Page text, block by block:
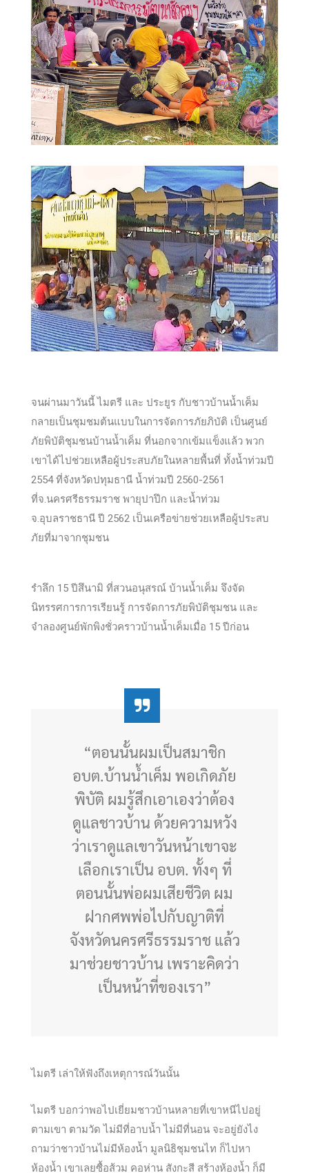
จนผ่านมาวันนี้ ไมตรี และ ประยูร กับชาวบ้านน้ำเค็ม
กลายเป็นชุมชมต้นแบบในการจัดการภัยภิบัติ เป็นศูนย์
ภัยพิบัติชุมชนบ้านน้ำเค็ม ที่นอกจากเข้มแข็งแล้ว พวก
เขาได้ไปช่วยเหลือผู้ประสบภัยในหลายพื้นที่ ทั้งน้ำท่วมปี
2554 ที่จังหวัดปทุมธานี น้ำท่วมปี 2560-2561
ที่จ.นครศรีธรรมราช พายุปาปึก และน้ำท่วม
จ.อุบลราชธานี ปี 2562 เป็นเครือข่ายช่วยเหลือผู้ประสบ
ภัยที่มาจากชุมชน
รำลึก 15 ปีสึนามิ ที่สวนอนุสรณ์ บ้านน้ำเค็ม จึงจัด
นิทรรศการการเรียนรู้ การจัดการภัยพิบัติชุมชน และ
จำลองศูนย์พักพิงชั่วคราวบ้านน้ำเค็มเมื่อ 15 ปีก่อน
“ตอนนั้นผมเป็นสมาชิก
อบต.บ้านน้ำเค็ม พอเกิดภัย
พิบัติ ผมรู้สึกเอาเองว่าต้อง
ดูแลชาวบ้าน ด้วยความหวัง
ว่าเราดูแลเขาวันหน้าเขาจะ
เลือกเราเป็น อบต. ทั้งๆ ที่
ตอนนั้นพ่อผมเสียชีวิต ผม
ฝากศพพ่อไปกับญาติที่
จังหวัดนครศรีธรรมราช แล้ว
มาช่วยชาวบ้าน เพราะคิดว่า
เป็นหน้าที่ของเรา”
ไมตรี เล่าให้ฟังถึงเหตุการณ์วันนั้น
ไมตรี บอกว่าพอไปเยี่ยมชาวบ้านหลายที่เขาหนีไปอยู่
ตามเขา ตามวัด ไม่มีที่อาบน้ำ ไม่มีที่นอน จะอยู่ยังไง
ถามว่าชาวบ้านไม่มีห้องน้ำ มูลนิธิชุมชนไท ก็ไปหา
ห้องน้ำ เขาเลยซื้อส้วม คอห่าน สังกะสี สร้างห้องน้ำ ก็มี